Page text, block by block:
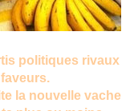
politiques rivaux
la nouvelle vache